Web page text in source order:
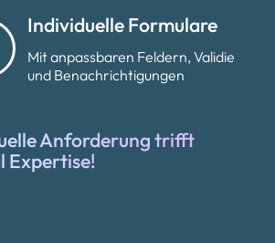
Formulare
Feldern, Validierungen
Benachrichtigungen
Anforderung trifft
Expertise!